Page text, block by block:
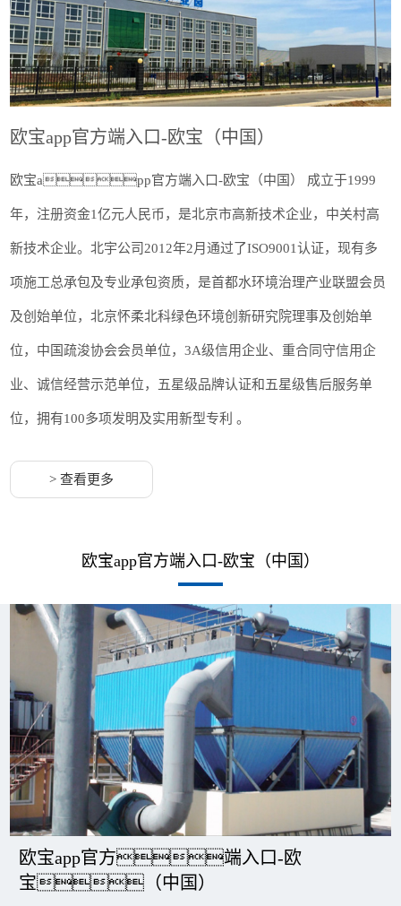
欧宝app官方端入口-欧宝（中国）
欧宝app官方端入口-欧宝（中国） 成立于1999
年，注册资金1亿元人民币，是北京市高新技术企业，中关村高
新技术企业。北宇公司2012年2月通过了ISO9001认证，现有多
项施工总承包及专业承包资质，是首都水环境治理产业联盟会员
及创始单位，北京怀柔北科绿色环境创新研究院理事及创始单
位，中国疏浚协会会员单位，3A级信用企业、重合同守信用企
业、诚信经营示范单位，五星级品牌认证和五星级售后服务单
位，拥有100多项发明及实用新型专利 。
> 查看更多
欧宝app官方端入口-欧宝（中国）
欧宝app官方端入口-欧
宝（中国）